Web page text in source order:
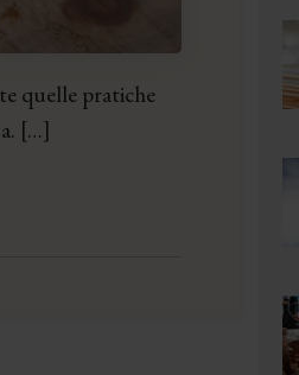
quelle pratiche
[…]